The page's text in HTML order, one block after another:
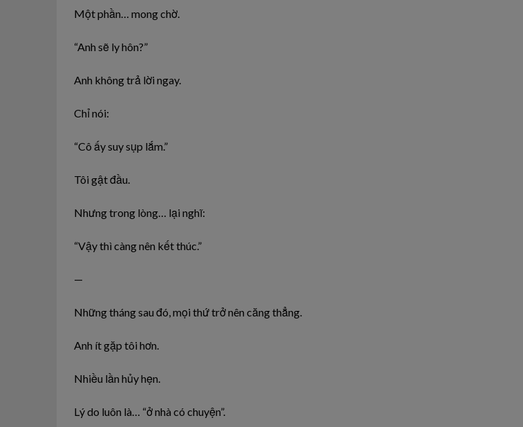
Một phần… mong chờ.
“Anh sẽ ly hôn?”
Anh không trả lời ngay.
Chỉ nói:
“Cô ấy suy sụp lắm.”
Tôi gật đầu.
Nhưng trong lòng… lại nghĩ:
“Vậy thì càng nên kết thúc.”
—
Những tháng sau đó, mọi thứ trở nên căng thẳng.
Anh ít gặp tôi hơn.
Nhiều lần hủy hẹn.
Lý do luôn là… “ở nhà có chuyện”.